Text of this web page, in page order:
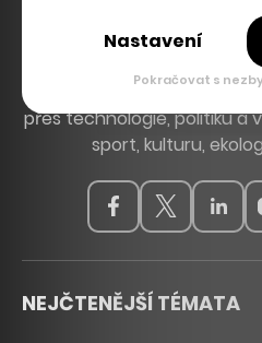
Hlavní zdroj inspirace.
hýbou Českem a
přes technologie, politiku a
sport, kulturu,
NEJČTENĚJŠÍ TÉMATA
Nastavení
Pokračovat s